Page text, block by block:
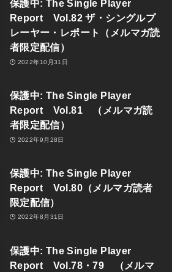
保護中: The Single Player
Report Vol.82 ザ・シングルプ
レーヤー・レポート（メルマガ読
者限定配信）
2022年10月31日
保護中: The Single Player
Report Vol.81 （メルマガ読
者限定配信）
2022年9月28日
保護中: The Single Player
Report Vol.80（メルマガ読者
限定配信）
2022年8月31日
保護中: The Single Player
Report Vol.78・79 （メルマ